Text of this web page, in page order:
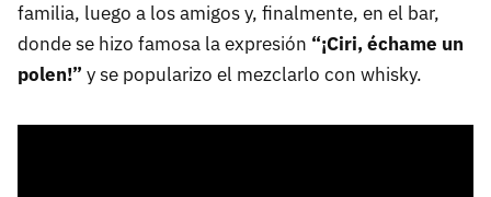
familia, luego a los amigos y, finalmente, en el bar,
donde se hizo famosa la expresión “¡Ciri, échame un
polen!” y se popularizo el mezclarlo con whisky.